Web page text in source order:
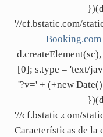
'//cf.bstatic.com/
Booking.com
[0]; s.type = 'text/
'?v=' + (+new
'//cf.bstatic.com/
Características de la